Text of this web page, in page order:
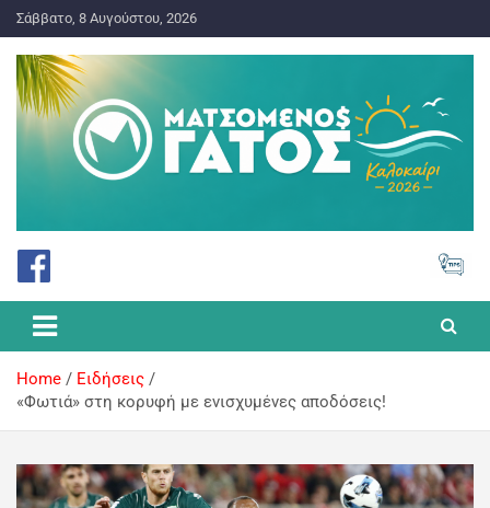
Σάββατο, 8 Αυγούστου, 2026
Ματσωμένος Γάτος – Όλα για
το Στοίχημα
Home
Ειδήσεις
«Φωτιά» στη κορυφή με ενισχυμένες αποδόσεις!